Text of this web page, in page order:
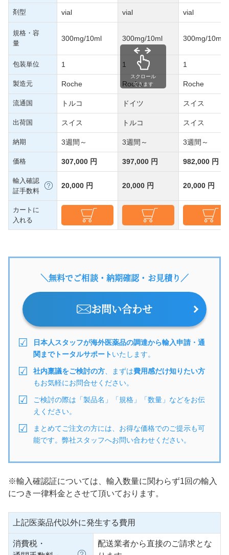
剤型 vial vial vial
規格・容
量
300mg/10ml 300mg/10ml 300mg/10ml
包装単位 1 1 1
製造元 Roche Roche Roche
流通国 トルコ ドイツ スイス
出荷国 スイス トルコ スイス
納期 3週間～ 3週間～ 3週間～
価格 307,000 円 397,000 円 982,000 円
輸入確認
証手数料
20,000 円 20,000 円 20,000 円
カートに
入れる
スクロール
できます
＼無料でご相談・納期確認・お見積り／
お問い合わせ
日本人スタッフが海外医薬品の調達から輸入申請・通
関までトータルサポートいたします。
社内稟議をご検討の方 、まずは費用感だけ知りたい方
もお気軽にお問合せください。
ご検討の際は「製品名」「規格」「数量」などをお伝
えください。
まとめてご注文の方には、お得な価格でのご提示も可
能です。弊社スタッフへお問い合わせください。
※輸入確認証については、輸入数量に関わらず1回の輸入
につき一律料金とさせて頂いております。
上記医薬品代以外に発生する費用
消費税・
配送業者から直接のご請求とな